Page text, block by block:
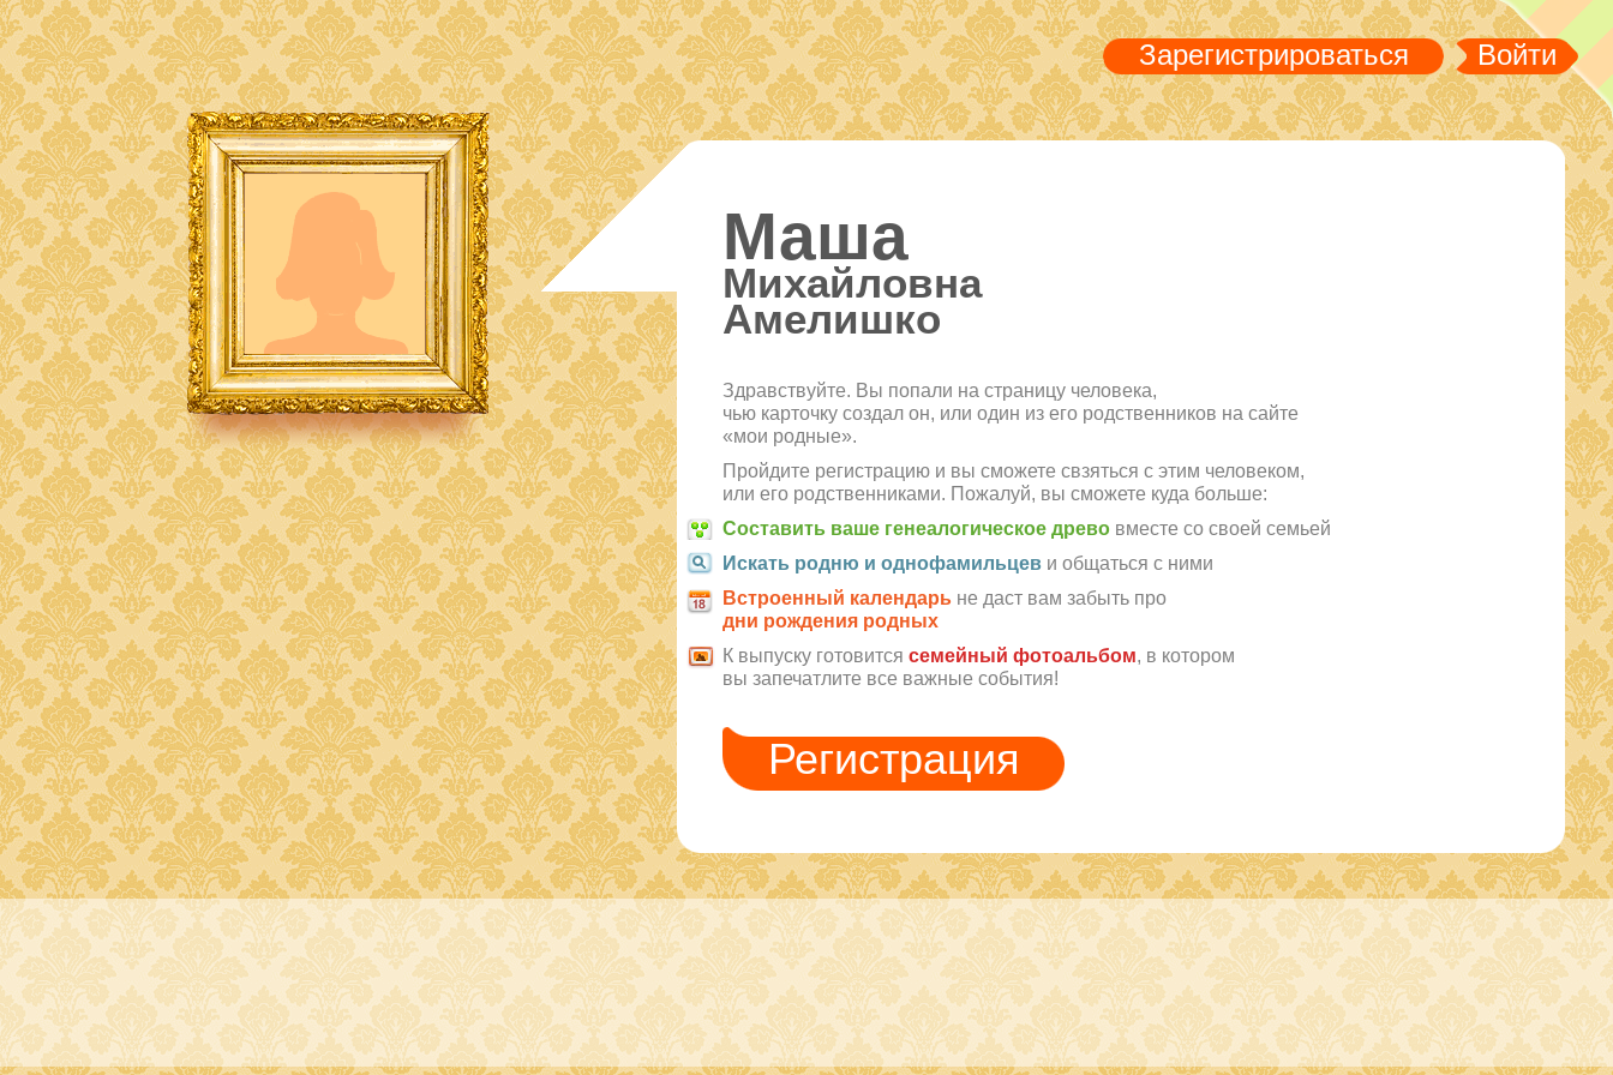
Зарегистрироваться Войти
Маша
Михайловна
Амелишко
Здравствуйте. Вы попали на страницу человека,
чью карточку создал он, или один из его родственников на сайте
«мои родные».
Пройдите регистрацию и вы сможете свзяться с этим человеком,
или его родственниками. Пожалуй, вы сможете куда больше:
Составить ваше генеалогическое древо вместе со своей семьей
Искать родню и однофамильцев и общаться с ними
Встроенный календарь не даст вам забыть про
дни рождения родных
К выпуску готовитсясемейный фотоальбом, в котором
вы запечатлите все важные события!
Регистрация